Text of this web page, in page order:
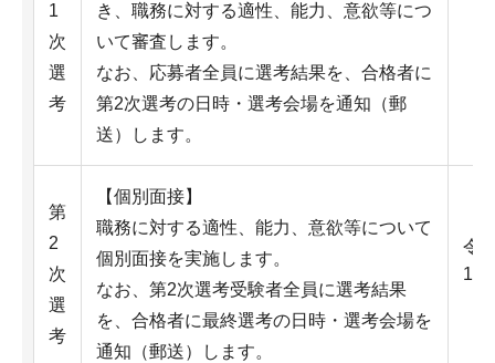
1
次
選
考
き、職務に対する適性、能力、意欲等につ
いて審査します。
なお、応募者全員に選考結果を、合格者に
第2次選考の日時・選考会場を通知（郵
送）します。
第
2
次
選
考
【個別面接】
職務に対する適性、能力、意欲等について
個別面接を実施します。
なお、第2次選考受験者全員に選考結果
を、合格者に最終選考の日時・選考会場を
通知（郵送）します。
令
12